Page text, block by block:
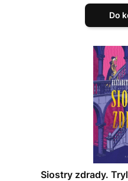
Do
Siostry zdrady.